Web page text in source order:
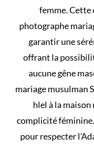
femme. Cette
photographe
garantir une
offrant la
aucune gêne
mariage musulman
hlel à la maison
complicité
pour respecter